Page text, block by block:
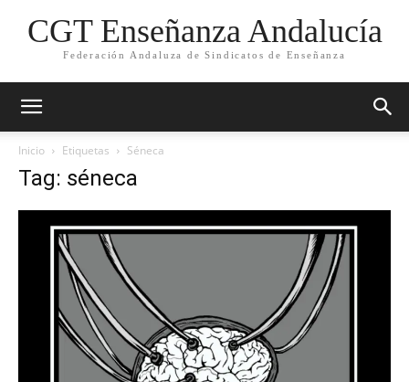
CGT Enseñanza Andalucía
Federación Andaluza de Sindicatos de Enseñanza
Inicio Etiquetas Séneca
Tag: séneca